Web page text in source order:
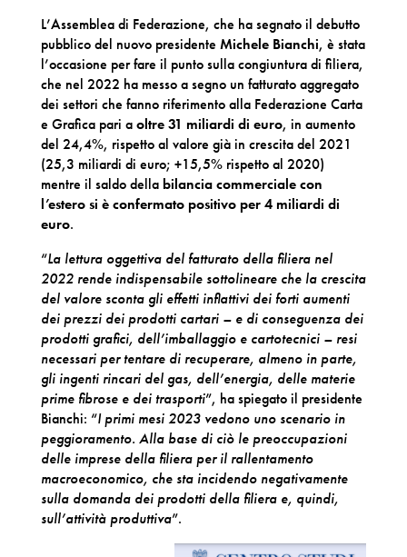
L’Assemblea di Federazione, che ha segnato il debutto
pubblico del nuovo presidente Michele Bianchi, è stata
l’occasione per fare il punto sulla congiuntura di filiera,
che nel 2022 ha messo a segno un fatturato aggregato
dei settori che fanno riferimento alla Federazione Carta
e Grafica pari aoltre 31 miliardi di euro, in aumento
del 24,4%, rispetto al valore già in crescita del 2021
(25,3 miliardi di euro; +15,5% rispetto al 2020)
mentre il saldo della bilancia commerciale con
l’estero si è confermato positivo per 4 miliardi di
euro.
“La lettura oggettiva del fatturato della filiera nel
2022 rende indispensabile sottolineare che la crescita
del valore sconta gli effetti inflattivi dei forti aumenti
dei prezzi dei prodotti cartari – e di conseguenza dei
prodotti grafici, dell’imballaggio e cartotecnici – resi
necessari per tentare di recuperare, almeno in parte,
gli ingenti rincari del gas, dell’energia, delle materie
prime fibrose e dei trasporti”, ha spiegato il presidente
Bianchi: “I primi mesi 2023 vedono uno scenario in
peggioramento. Alla base di ciò le preoccupazioni
delle imprese della filiera per il rallentamento
macroeconomico, che sta incidendo negativamente
sulla domanda dei prodotti della filiera e, quindi,
sull’attività produttiva”.